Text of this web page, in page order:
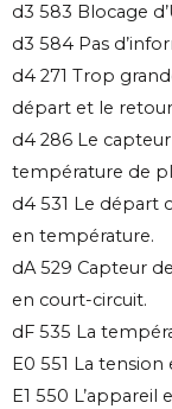
d3 583 Blocage
d3 584 Pas
d4 271 Trop
départ et le retour
d4 286 Le
température de
d4 531 Le départ
en température.
dA 529 Capteur
en court-circuit.
dF 535 La
E0 551 La tension
E1 550 L’appareil